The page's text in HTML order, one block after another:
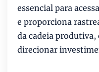
essencial para
e proporciona
da cadeia
direcionar